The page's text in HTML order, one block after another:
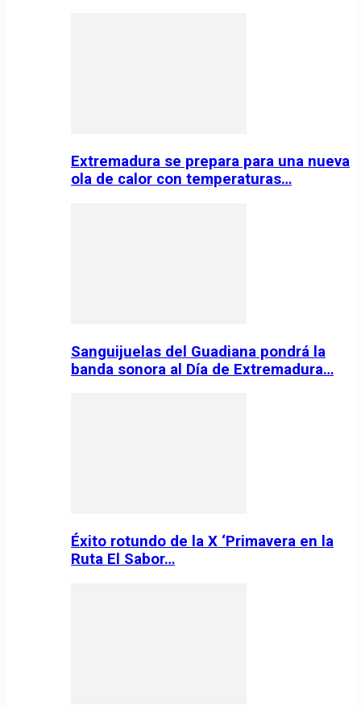
Extremadura se prepara para una nueva
ola de calor con temperaturas…
Sanguijuelas del Guadiana pondrá la
banda sonora al Día de Extremadura…
Éxito rotundo de la X ‘Primavera en la
Ruta El Sabor…